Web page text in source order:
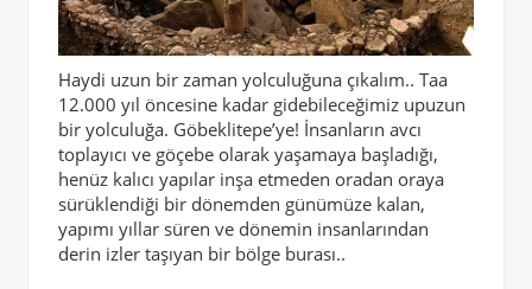
Haydi uzun bir zaman yolculuğuna çıkalım.. Taa
12.000 yıl öncesine kadar gidebileceğimiz upuzun
bir yolculuğa. Göbeklitepe’ye! İnsanların avcı
toplayıcı ve göçebe olarak yaşamaya başladığı,
henüz kalıcı yapılar inşa etmeden oradan oraya
sürüklendiği bir dönemden günümüze kalan,
yapımı yıllar süren ve dönemin insanlarından
derin izler taşıyan bir bölge burası..